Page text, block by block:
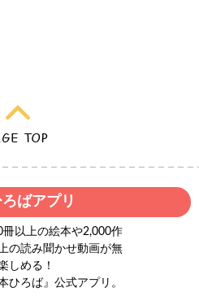
ばアプリ
冊以上の絵本や2,000作
の読み聞かせ動画が無
しめる！
ひろば』公式アプリ。